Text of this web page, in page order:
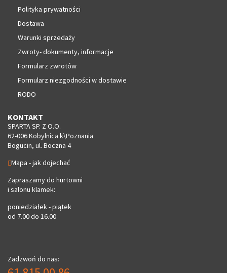
Polityka prywatności
Dostawa
Warunki sprzedaży
Zwroty- dokumenty, informacje
Formularz zwrotów
Formularz niezgodności w dostawie
RODO
KONTAKT
SPARTA SP. Z O.O.
62-006 Kobylnica k\Poznania
Bogucin, ul. Boczna 4
Mapa - jak dojechać
Zapraszamy do hurtowni
i salonu klamek:
poniedziałek - piątek
od 7.00 do 16.00
Zadzwoń do nas: